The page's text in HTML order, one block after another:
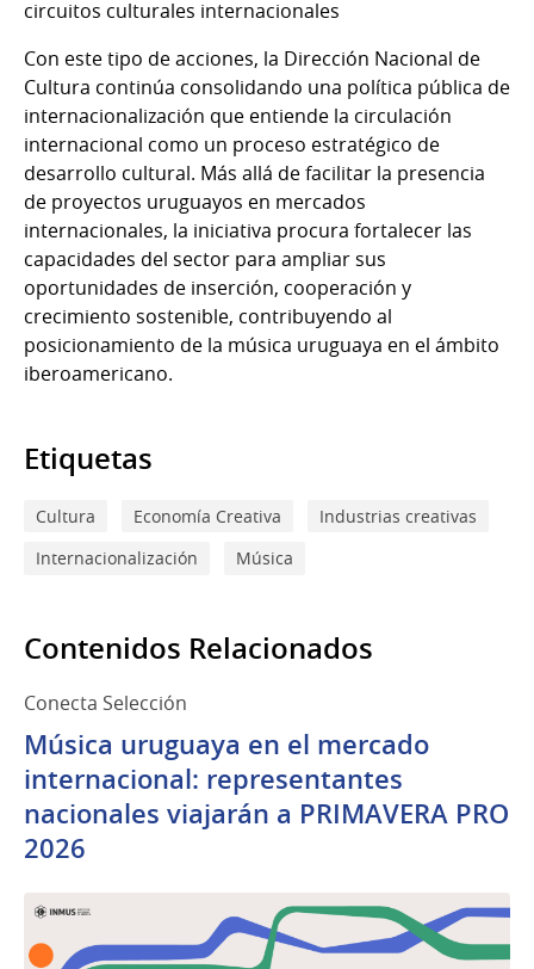
circuitos culturales internacionales
Con este tipo de acciones, la Dirección Nacional de
Cultura continúa consolidando una política pública de
internacionalización que entiende la circulación
internacional como un proceso estratégico de
desarrollo cultural. Más allá de facilitar la presencia
de proyectos uruguayos en mercados
internacionales, la iniciativa procura fortalecer las
capacidades del sector para ampliar sus
oportunidades de inserción, cooperación y
crecimiento sostenible, contribuyendo al
posicionamiento de la música uruguaya en el ámbito
iberoamericano.
Etiquetas
Cultura Economía Creativa
Industrias creativas
Internacionalización
Música
Contenidos Relacionados
Conecta Selección
Música uruguaya en el mercado
internacional: representantes
nacionales viajarán a PRIMAVERA PRO
2026